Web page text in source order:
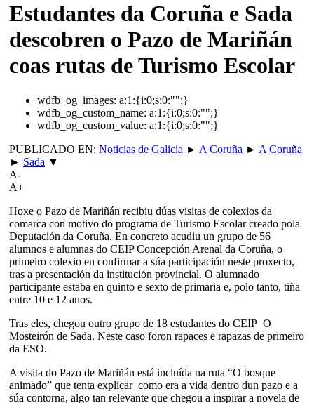
Estudantes da Coruña e Sada
descobren o Pazo de Mariñán
coas rutas de Turismo Escolar
wdfb_og_images: a:1:{i:0;s:0:"";}
wdfb_og_custom_name: a:1:{i:0;s:0:"";}
wdfb_og_custom_value: a:1:{i:0;s:0:"";}
PUBLICADO EN: Noticias de Galicia ► A Coruña ► A Coruña
► Sada ▼
A-
A+
Hoxe o Pazo de Mariñán recibiu dúas visitas de colexios da
comarca con motivo do programa de Turismo Escolar creado pola
Deputación da Coruña. En concreto acudiu un grupo de 56
alumnos e alumnas do CEIP Concepción Arenal da Coruña, o
primeiro colexio en confirmar a súa participación neste proxecto,
tras a presentación da institución provincial. O alumnado
participante estaba en quinto e sexto de primaria e, polo tanto, tiña
entre 10 e 12 anos.
Tras eles, chegou outro grupo de 18 estudantes do CEIP O
Mosteirón de Sada. Neste caso foron rapaces e rapazas de primeiro
da ESO.
A visita do Pazo de Mariñán está incluída na ruta “O bosque
animado” que tenta explicar como era a vida dentro dun pazo e a
súa contorna, algo tan relevante que chegou a inspirar a novela de